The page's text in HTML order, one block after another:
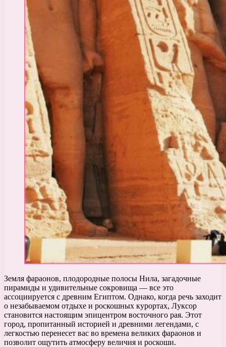
Земля фараонов, плодородные полосы Нила, загадочные
пирамиды и удивительные сокровища — все это
ассоциируется с древним Египтом. Однако, когда речь заходит
о незабываемом отдыхе и роскошных курортах, Луксор
становится настоящим эпицентром восточного рая. Этот
город, пропитанный историей и древними легендами, с
легкостью перенесет вас во времена великих фараонов и
позволит ощутить атмосферу величия и роскоши.